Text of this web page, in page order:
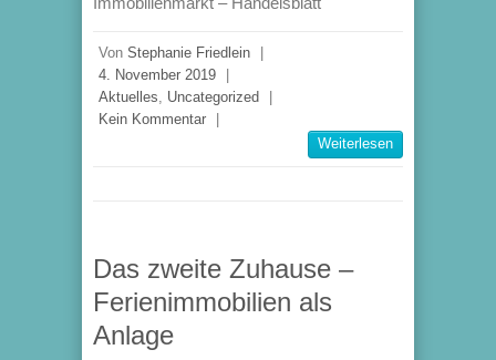
Von Stephanie Friedlein
4. November 2019
Aktuelles
Uncategorized
Kein Kommentar
Weiterlesen
Das zweite Zuhause –
Ferienimmobilien als
Anlage